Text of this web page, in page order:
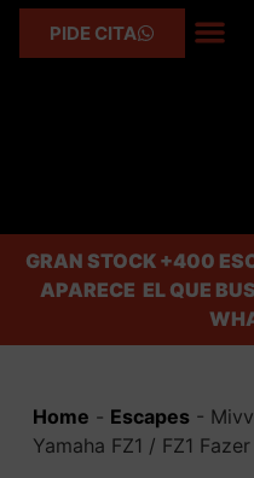
PIDE CITA
GRAN STOCK+400
APARECE EL QUE
Home - Escapes-
Yamaha FZ1 / FZ1